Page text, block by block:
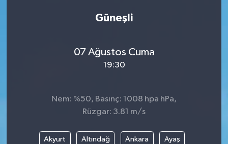
Güneşli
07 Ağustos Cuma
19:30
Nem: %50, Basınç: 1008 hpa hPa,
Rüzgar: 3.81 m/s
Akyurt Altındağ Ankara Ayaş